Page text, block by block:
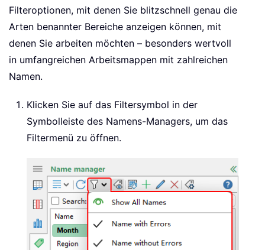
Filteroptionen, mit denen Sie blitzschnell genau die
Arten benannter Bereiche anzeigen können, mit
denen Sie arbeiten möchten – besonders wertvoll
in umfangreichen Arbeitsmappen mit zahlreichen
Namen.
Klicken Sie auf das Filtersymbol in der
Symbolleiste des Namens-Managers, um das
Filtermenü zu öffnen.